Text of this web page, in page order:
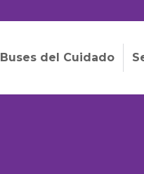
Buses del Cuidado